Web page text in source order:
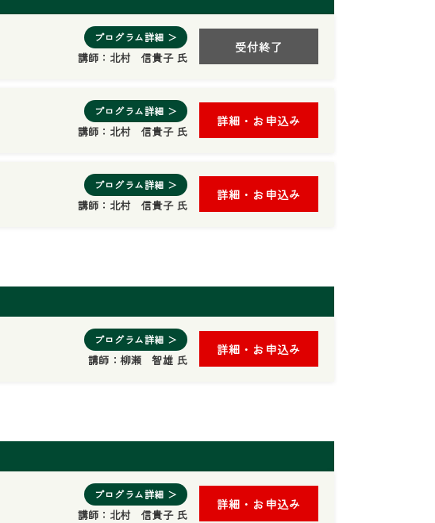
プログラム詳細 ＞
講師： 北村 信貴子 氏
受付終了
プログラム詳細 ＞
講師： 北村 信貴子 氏
詳細・お申込み
プログラム詳細 ＞
講師： 北村 信貴子 氏
詳細・お申込み
プログラム詳細 ＞
講師：柳瀬 智雄 氏
詳細・お申込み
プログラム詳細 ＞
講師： 北村 信貴子 氏
詳細・お申込み